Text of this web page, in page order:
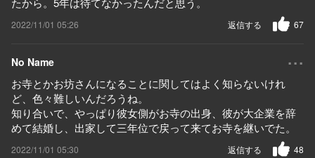
2022/11/01 05:26 67
返信する
No Name ...
お寺とかお坊さんになることに関してはよく知らないけれ
ど、色々難しいんだろうね。
知り合いで、やっぱり彼女側がお寺の出身、彼が大企業を辞
めて結婚し、出家して三年位で戻って来てお寺を継いでた。
2022/11/01 05:30 48
返信する